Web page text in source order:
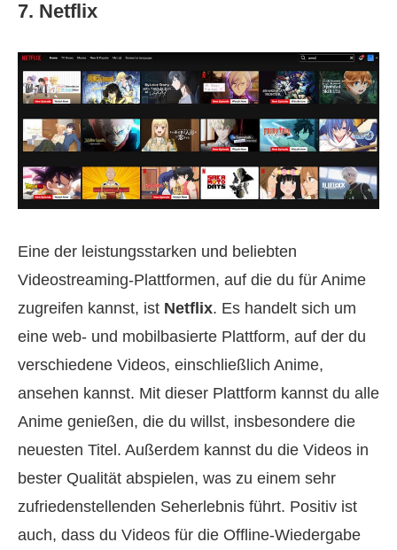
7. Netflix
Eine der leistungsstarken und beliebten
Videostreaming-Plattformen, auf die du für Anime
zugreifen kannst, ist Netflix. Es handelt sich um
eine web- und mobilbasierte Plattform, auf der du
verschiedene Videos, einschließlich Anime,
ansehen kannst. Mit dieser Plattform kannst du alle
Anime genießen, die du willst, insbesondere die
neuesten Titel. Außerdem kannst du die Videos in
bester Qualität abspielen, was zu einem sehr
zufriedenstellenden Seherlebnis führt. Positiv ist
auch, dass du Videos für die Offline-Wiedergabe